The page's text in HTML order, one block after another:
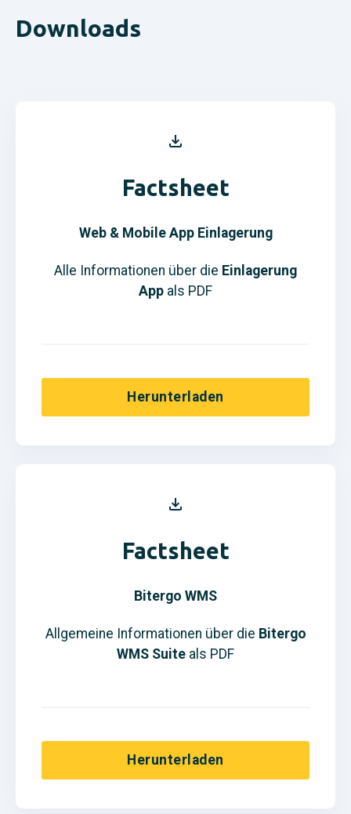
Downloads
Factsheet
Web & Mobile App Einlagerung
Alle Informationen über die Einlagerung
App als PDF
Herunterladen
Factsheet
Bitergo WMS
Allgemeine Informationen über die Bitergo
WMS Suite als PDF
Herunterladen